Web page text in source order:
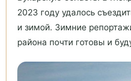
2023 году удалось
и зимой. Зимние
района почти готовы и